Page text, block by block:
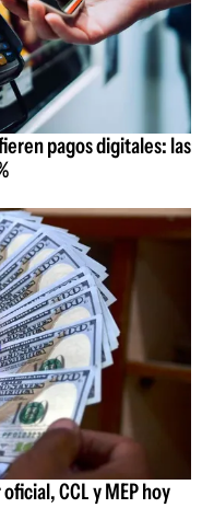
pagos digitales: las
CCL y MEP hoy